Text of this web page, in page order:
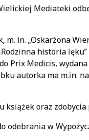
Mediateki
in. „Oskarżona
historia
Prix Medicis,
autorka ma m.in.
książek oraz
w